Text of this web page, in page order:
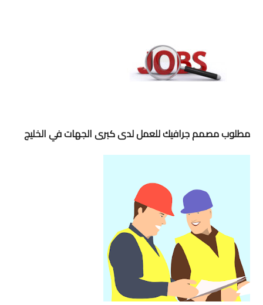
مطلوب مصمم جرافيك للعمل لدى كبرى الجهات في الخليج